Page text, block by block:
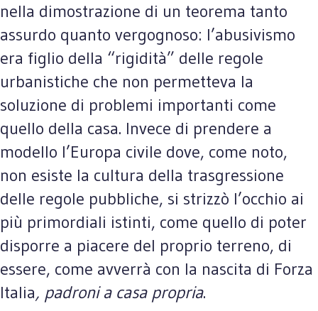
nella dimostrazione di un teorema tanto
assurdo quanto vergognoso: l’abusivismo
era figlio della “rigidità” delle regole
urbanistiche che non permetteva la
soluzione di problemi importanti come
quello della casa. Invece di prendere a
modello l’Europa civile dove, come noto,
non esiste la cultura della trasgressione
delle regole pubbliche, si strizzò l’occhio ai
più primordiali istinti, come quello di poter
disporre a piacere del proprio terreno, di
essere, come avverrà con la nascita di Forza
Italia, padroni a casa propria.